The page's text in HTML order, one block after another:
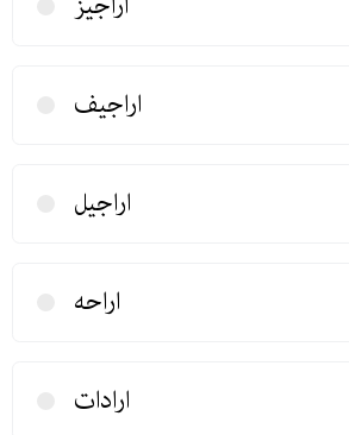
اراجیف
اراجیل
اراحه
ارادات